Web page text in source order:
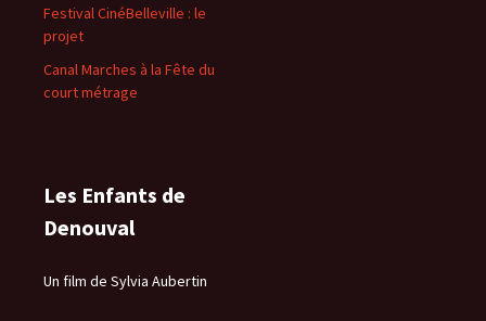
Festival CinéBelleville : le
projet
Canal Marches à la Fête du
court métrage
Les Enfants de
Denouval
Un film de Sylvia Aubertin